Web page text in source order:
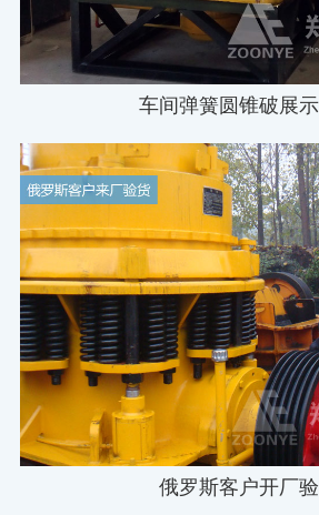
车间弹簧圆锥破展
俄罗斯客户开厂